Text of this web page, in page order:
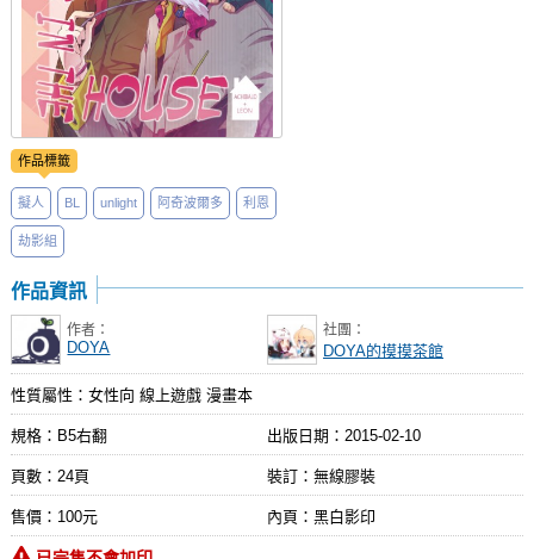
作品標籤
擬人 BL unlight 阿奇波爾多 利恩
劫影組
作品資訊
作者：
DOYA
社團：
DOYA的摸摸茶館
性質屬性：女性向 線上遊戲 漫畫本
規格：B5右翻 出版日期： 2015-02-10
頁數：24頁 裝訂：無線膠裝
售價：100元 內頁：黑白影印